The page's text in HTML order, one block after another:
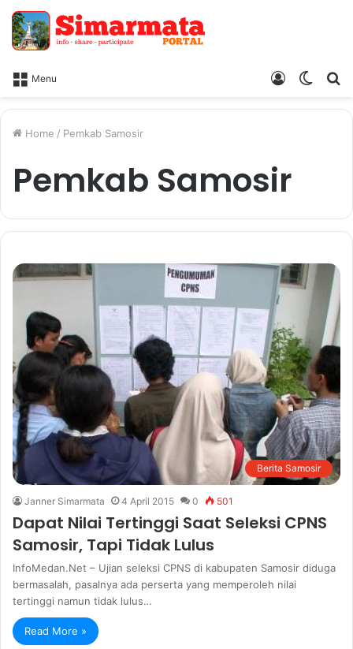
Menu
Switch
Log
Home / Pemkab Samosir
Pemkab Samosir
Berita Samosir
Janner Simarmata 4 April 2015 0 501
Dapat Nilai Tertinggi Saat Seleksi CPNS
Samosir, Tapi Tidak Lulus
InfoMedan.Net – Ujian seleksi CPNS di kabupaten Samosir diduga
bermasalah, pasalnya ada perserta yang memperoleh nilai
tertinggi namun tidak lulus…
Read More »